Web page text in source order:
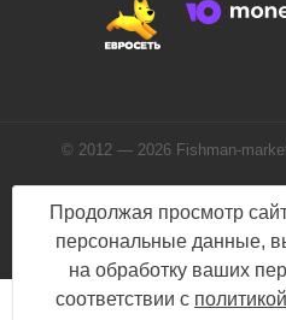
© 2012 — 2026 Fishman-
Мы в
Продолжая просмотр
персональные данные,
на обработку ваших
соответствии с